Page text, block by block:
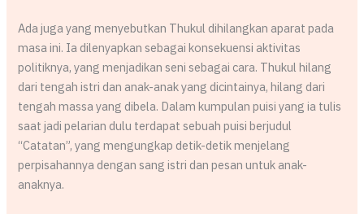
Ada juga yang menyebutkan Thukul dihilangkan aparat pada
masa ini. Ia dilenyapkan sebagai konsekuensi aktivitas
politiknya, yang menjadikan seni sebagai cara. Thukul hilang
dari tengah istri dan anak-anak yang dicintainya, hilang dari
tengah massa yang dibela. Dalam kumpulan puisi yang ia tulis
saat jadi pelarian dulu terdapat sebuah puisi berjudul
“Catatan”, yang mengungkap detik-detik menjelang
perpisahannya dengan sang istri dan pesan untuk anak-
anaknya.